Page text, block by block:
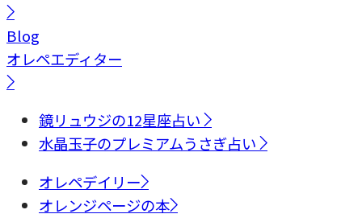
Blog
オレペエディター
鏡リュウジの12星座占い
水晶玉子のプレミアムうさぎ占い
オレペデイリー
オレンジページの本